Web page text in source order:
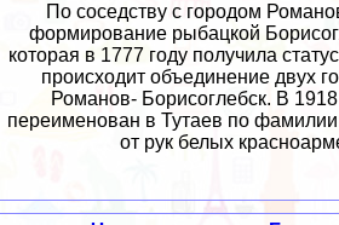
По соседству с городом
формирование рыбацкой
которая в 1777 году получила
происходит объединение двух
Романов- Борисоглебск. В
переименован в Тутаев по
от рук белых